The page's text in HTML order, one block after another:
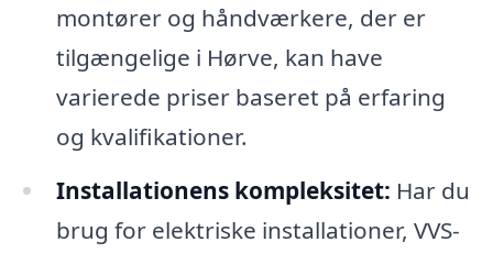
montører og håndværkere, der er
tilgængelige i Hørve, kan have
varierede priser baseret på erfaring
og kvalifikationer.
Installationens kompleksitet: Har du
brug for elektriske installationer, VVS-